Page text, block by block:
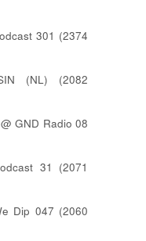
301 (2374
(NL) (2082
GND Radio 08
31 (2071
Dip 047 (2060